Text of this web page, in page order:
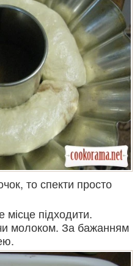
то спекти просто
місце підходити.
молоком. За бажанням